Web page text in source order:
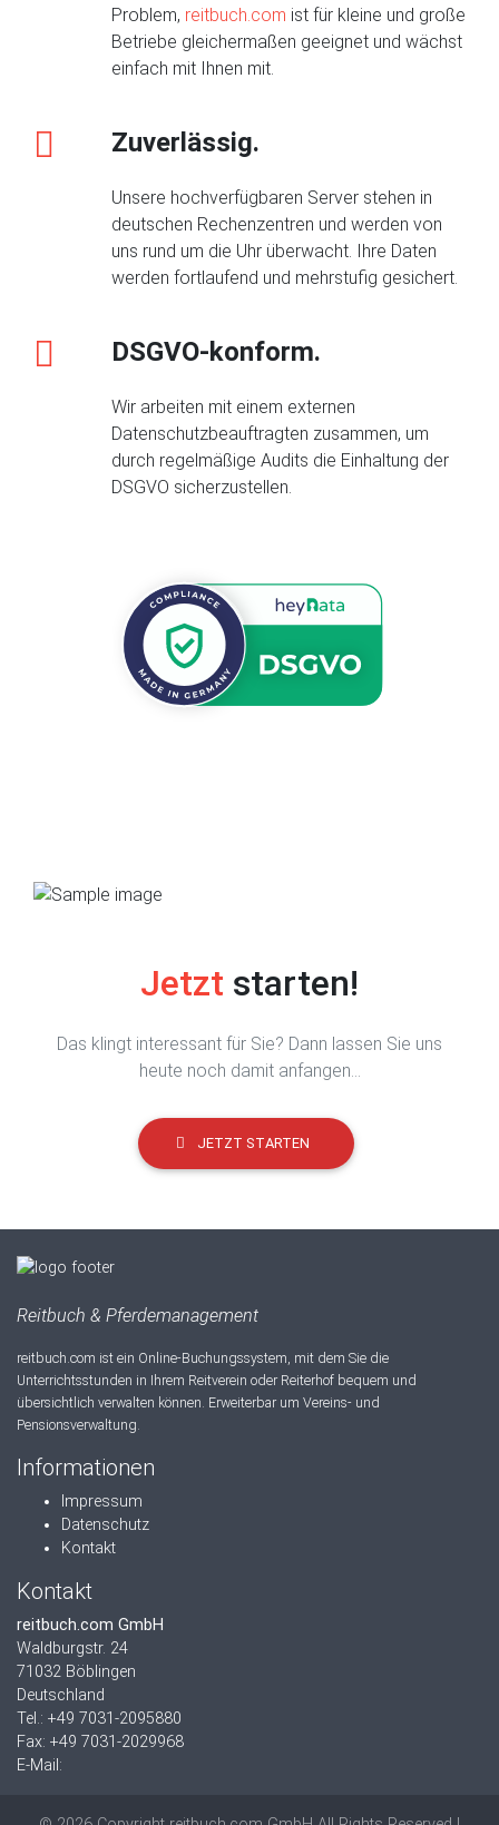
Problem, reitbuch.com ist für kleine und große
Betriebe gleichermaßen geeignet und wächst
einfach mit Ihnen mit.
Zuverlässig.
Unsere hochverfügbaren Server stehen in
deutschen Rechenzentren und werden von
uns rund um die Uhr überwacht. Ihre Daten
werden fortlaufend und mehrstufig gesichert.
DSGVO-konform.
Wir arbeiten mit einem externen
Datenschutzbeauftragten zusammen, um
durch regelmäßige Audits die Einhaltung der
DSGVO sicherzustellen.
Jetzt starten!
Das klingt interessant für Sie? Dann lassen Sie uns
heute noch damit anfangen...
JETZT STARTEN
Reitbuch & Pferdemanagement
reitbuch.com ist ein Online-Buchungssystem, mit dem Sie die
Unterrichtsstunden in Ihrem Reitverein oder Reiterhof bequem und
übersichtlich verwalten können. Erweiterbar um Vereins- und
Pensionsverwaltung.
Informationen
Impressum
Datenschutz
Kontakt
Kontakt
reitbuch.com GmbH
Waldburgstr. 24
71032 Böblingen
Deutschland
Tel.: +49 7031-2095880
Fax: +49 7031-2029968
E-Mail: